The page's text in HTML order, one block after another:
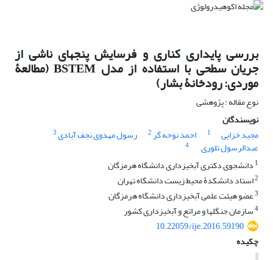
بررسی پایداری کناری و فرسایش پنجه‏ای ناشی از
جریان سطحی با استفاده از مدل BSTEM (مطالعۀ
موردی: رودخانۀ بشار)
نوع مقاله : پژوهشی
نویسندگان
مجید خزایی
1 احمد نوحه گر2 رسول مهدوی نجف آبادی3
عبدالرسول تلوری
4
1 دانشجوی دکتری آبخیزداری دانشگاه هرمزگان
2استاد دانشکدۀ محیط زیست دانشگاه تهران
3عضو هیئت علمی آبخیزداری دانشگاه هرمزگان
4سازمان جنگل‏ها و مراتع و آبخیزداری کشور
10.22059/ije.2016.59190
چکیده